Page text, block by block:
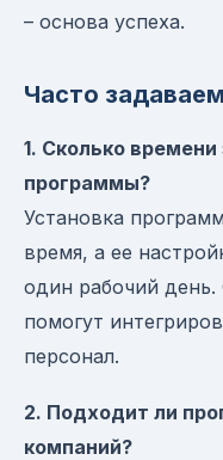
– основа успеха.
Часто
1. Сколько
программы?
Установка
время, а ее
один рабочий
помогут
персонал.
2. Подходит ли
компаний?